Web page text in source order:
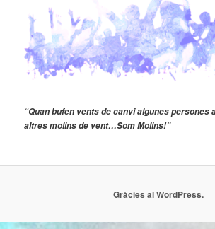
“Quan bufen vents de canvi algunes persones
altres molins de vent…Som Molins!”
Gràcies al WordPress.